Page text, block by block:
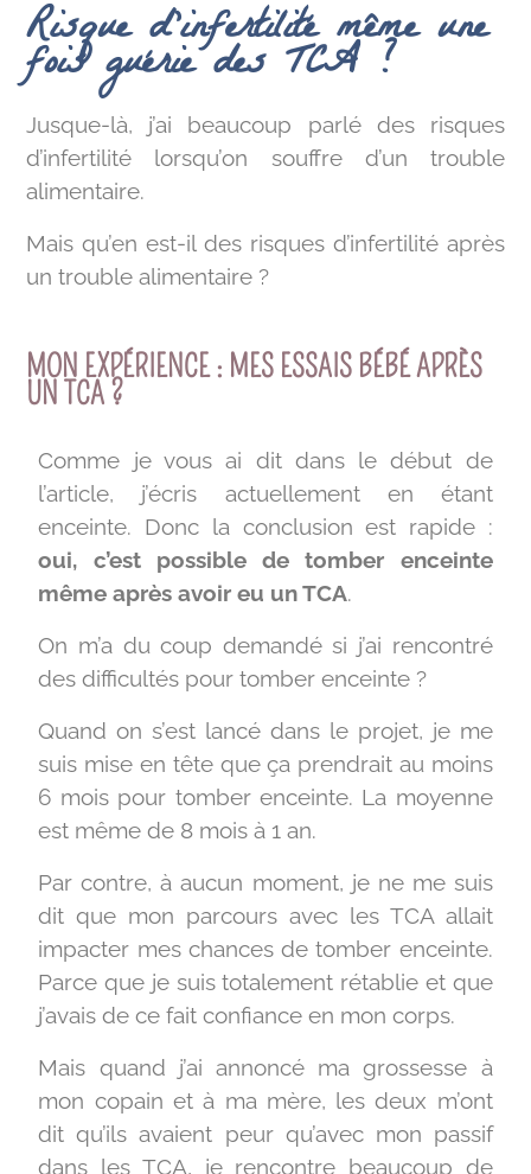
Risque d’infertilité même une
fois guérie des TCA ?
Jusque-là, j’ai beaucoup parlé des risques
d’infertilité lorsqu’on souffre d’un trouble
alimentaire.
Mais qu’en est-il des risques d’infertilité après
un trouble alimentaire ?
MON EXPÉRIENCE : MES ESSAIS BÉBÉ APRÈS
UN TCA ?
Comme je vous ai dit dans le début de
l’article, j’écris actuellement en étant
enceinte. Donc la conclusion est rapide :
oui, c’est possible de tomber enceinte
même après avoir eu un TCA.
On m’a du coup demandé si j’ai rencontré
des difficultés pour tomber enceinte ?
Quand on s’est lancé dans le projet, je me
suis mise en tête que ça prendrait au moins
6 mois pour tomber enceinte. La moyenne
est même de 8 mois à 1 an.
Par contre, à aucun moment, je ne me suis
dit que mon parcours avec les TCA allait
impacter mes chances de tomber enceinte.
Parce que je suis totalement rétablie et que
j’avais de ce fait confiance en mon corps.
Mais quand j’ai annoncé ma grossesse à
mon copain et à ma mère, les deux m’ont
dit qu’ils avaient peur qu’avec mon passif
dans les TCA, je rencontre beaucoup de